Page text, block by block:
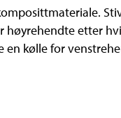
høyrehendte etter
kølle for